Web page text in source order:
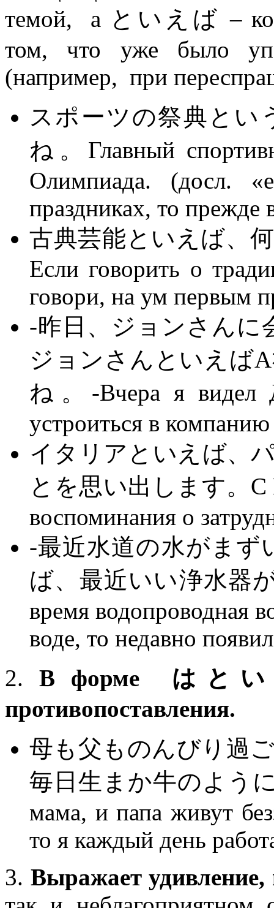
темой, а といえば –
том, что уже было
(например, при
スポーツの祭典とい
ね。Главный
Олимпиада. (досл.
праздниках, то прежде
古典芸能といえば、
Если говорить о
говори, на ум первым
-昨日、ジョンさんに
ジョンさんといえば
ね。-Вчера я видел
устроиться в
イタリアといえば、
とを思い出します。С
воспоминания о
-最近水道の水がまず
ば、最近いい浄水器
время водопроводная
воде, то недавно
2.В форме はと
противопоставления.
母も父ものんびり過
毎日生まか牛のよう
мама, и папа живут
то я каждый день
3. Выражает удивление,